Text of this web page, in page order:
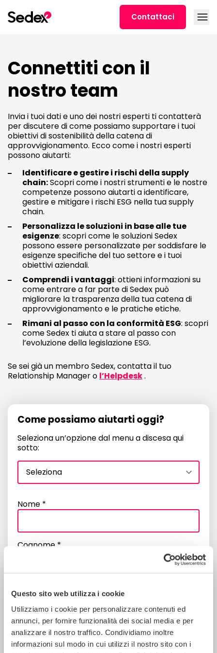
Questo sito web utilizza i cookie
Utilizziamo i cookie per personalizzare contenuti ed
annunci, per fornire funzionalità dei social media e per
analizzare il nostro traffico. Condividiamo inoltre
informazioni sul modo in cui utilizzi il nostro sito con i
Contattaci
Connettiti con il
nostro team
Invia i tuoi dati e uno dei nostri esperti ti contatterà
per discutere di come possiamo supportare i tuoi
obiettivi di sostenibilità della catena di
approvvigionamento. Ecco come i nostri esperti
possono aiutarti:
Identificare e gestire i rischi della supply
chain:Scopri come i nostri strumenti e le nostre
competenze possono aiutarti a identificare,
gestire e mitigare i rischi ESG nella tua supply
chain.
Personalizza le soluzioni in base alle tue
esigenze: scopri come le soluzioni Sedex
possono essere personalizzate per soddisfare le
esigenze specifiche del tuo settore e i tuoi
obiettivi aziendali.
Comprendi i vantaggi: ottieni informazioni su
come entrare a far parte di Sedex può
migliorare la trasparenza della tua catena di
approvvigionamento e le pratiche etiche.
Rimani al passo con la conformità ESG: scopri
come Sedex ti aiuta a stare al passo con
l’evoluzione della legislazione ESG.
Se sei già un membro Sedex, contatta il tuo
Relationship Manager o l’Helpdesk.
Come possiamo aiutarti oggi?
Seleziona un’opzione dal menu a discesa qui
sotto:
Nome *
Cognome *
Numero di telefono *